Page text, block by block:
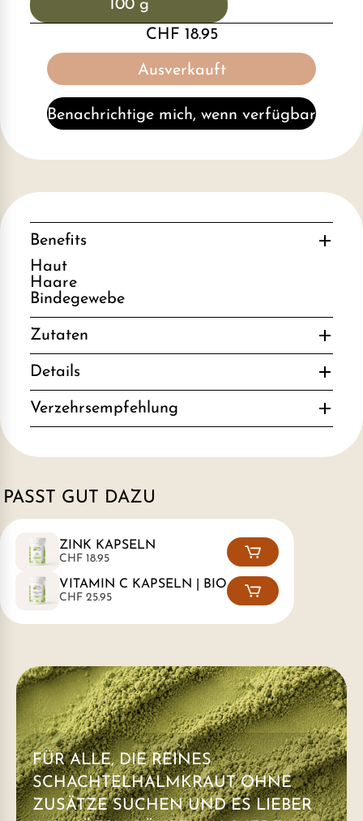
100 g
CHF 18.95
Ausverkauft
Benachrichtige mich, wenn verfügbar
Benefits
Haut
Haare
Bindegewebe
Zutaten
Details
Verzehrsempfehlung
PASST GUT DAZU
ZINK KAPSELN
CHF 18.95
VITAMIN C KAPSELN | BIO
CHF 25.95
FÜR ALLE, DIE REINES
SCHACHTELHALMKRAUT OHNE
ZUSÄTZE SUCHEN UND ES LIEBER